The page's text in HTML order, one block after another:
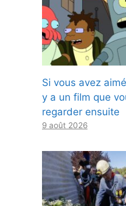
Si vous avez
y a un film que
regarder ensuite
9 août 2026